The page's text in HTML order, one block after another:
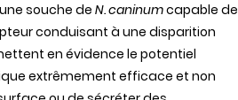
souche deN. caninumcapable de
conduisant à une disparition
en évidence le potentiel
extrêmement efficace et non